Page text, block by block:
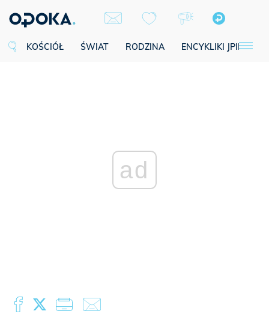
KOŚCIÓŁ ŚWIAT RODZINA ENCYKLIKI JPII
ad